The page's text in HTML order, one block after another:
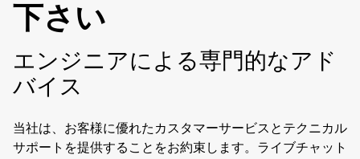
下さい
エンジニアによる専門的なアド
バイス
当社は、お客様に優れたカスタマーサービスとテクニカル
サポートを提供することをお約束します。ライブチャット